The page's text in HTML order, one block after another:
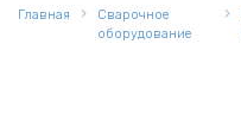
Главная
Сварочное
оборудование